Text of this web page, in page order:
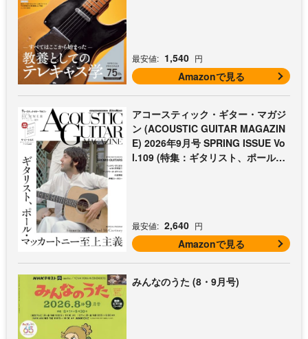
最安値: 1,540 円
Amazonで見る
アコースティック・ギター・マガジ
ン (ACOUSTIC GUITAR MAGAZIN
E) 2026年9月号 SPRING ISSUE Vo
l.109 (特集：ギタリスト、ポール・
最安値: 2,640 円
Amazonで見る
みんなのうた (8・9月号)